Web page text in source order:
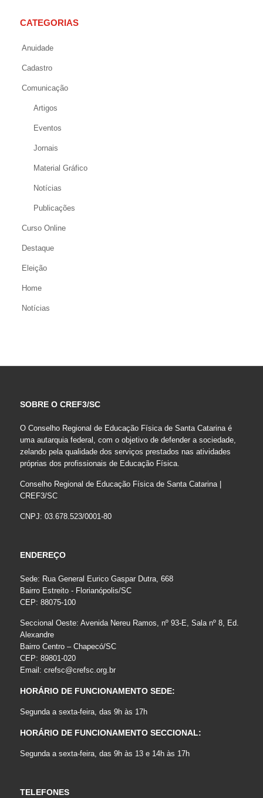
CATEGORIAS
Anuidade
Cadastro
Comunicação
Artigos
Eventos
Jornais
Material Gráfico
Notícias
Publicações
Curso Online
Destaque
Eleição
Home
Notícias
SOBRE O CREF3/SC
O Conselho Regional de Educação Física de Santa Catarina é
uma autarquia federal, com o objetivo de defender a sociedade,
zelando pela qualidade dos serviços prestados nas atividades
próprias dos profissionais de Educação Física.
Conselho Regional de Educação Física de Santa Catarina |
CREF3/SC
CNPJ: 03.678.523/0001-80
ENDEREÇO
Sede: Rua General Eurico Gaspar Dutra, 668
Bairro Estreito - Florianópolis/SC
CEP: 88075-100
Seccional Oeste: Avenida Nereu Ramos, nº 93-E, Sala nº 8, Ed.
Alexandre
Bairro Centro – Chapecó/SC
CEP: 89801-020
Email: crefsc@crefsc.org.br
HORÁRIO DE FUNCIONAMENTO SEDE:
Segunda a sexta-feira, das 9h às 17h
HORÁRIO DE FUNCIONAMENTO SECCIONAL:
Segunda a sexta-feira, das 9h às 13 e 14h às 17h
TELEFONES